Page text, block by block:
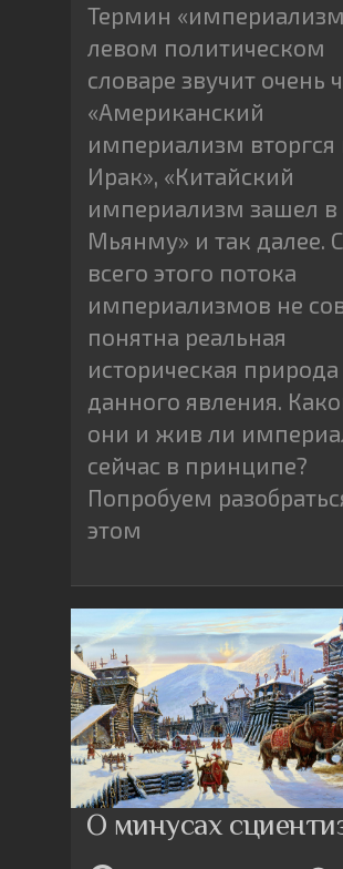
Термин
левом политическом
словаре звучит очень
«Американский
империализм вторгся
Ирак», «Китайский
империализм зашел в
Мьянму» и так далее.
всего этого потока
империализмов не
понятна реальная
историческая природа
данного явления.
они и жив ли
сейчас в принципе?
Попробуем
этом
О минусах